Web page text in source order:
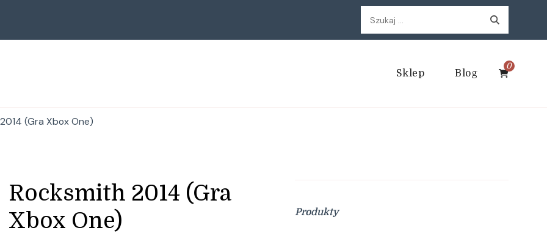
Szukaj:
Sklep Blog
0
(Gra Xbox One)
Rocksmith 2014 (Gra
Xbox One)
Produkty